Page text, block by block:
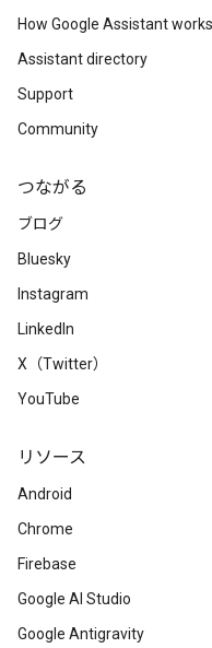
How Google Assistant works
Assistant directory
Support
Community
つながる
ブログ
Bluesky
Instagram
LinkedIn
X（Twitter）
YouTube
リソース
Android
Chrome
Firebase
Google AI Studio
Google Antigravity